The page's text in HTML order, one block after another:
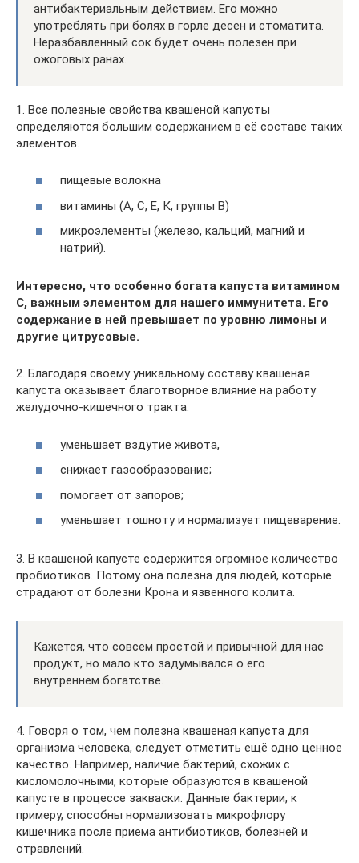
антибактериальным действием. Его можно
употреблять при болях в горле десен и стоматита.
Неразбавленный сок будет очень полезен при
ожоговых ранах.
1. Все полезные свойства квашеной капусты
определяются большим содержанием в её составе таких
элементов.
пищевые волокна
витамины (А, С, Е, К, группы В)
микроэлементы (железо, кальций, магний и
натрий).
Интересно, что особенно богата капуста витамином
С, важным элементом для нашего иммунитета. Его
содержание в ней превышает по уровню лимоны и
другие цитрусовые.
2. Благодаря своему уникальному составу квашеная
капуста оказывает благотворное влияние на работу
желудочно-кишечного тракта:
уменьшает вздутие живота,
снижает газообразование;
помогает от запоров;
уменьшает тошноту и нормализует пищеварение.
3. В квашеной капусте содержится огромное количество
пробиотиков. Потому она полезна для людей, которые
страдают от болезни Крона и язвенного колита.
Кажется, что совсем простой и привычной для нас
продукт, но мало кто задумывался о его
внутреннем богатстве.
4. Говоря о том, чем полезна квашеная капуста для
организма человека, следует отметить ещё одно ценное
качество. Например, наличие бактерий, схожих с
кисломолочными, которые образуются в квашеной
капусте в процессе закваски. Данные бактерии, к
примеру, способны нормализовать микрофлору
кишечника после приема антибиотиков, болезней и
отравлений.